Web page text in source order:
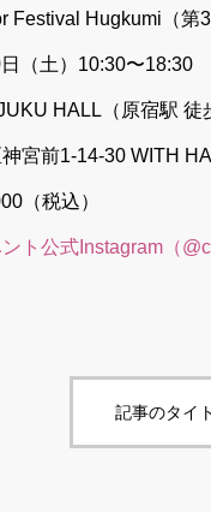
Festival Hugkumi（第3
（土）10:30〜18:30
HALL（原宿駅 徒
前1-14-30 WITH
（税込）
ト公式Instagram（
記事のタイ